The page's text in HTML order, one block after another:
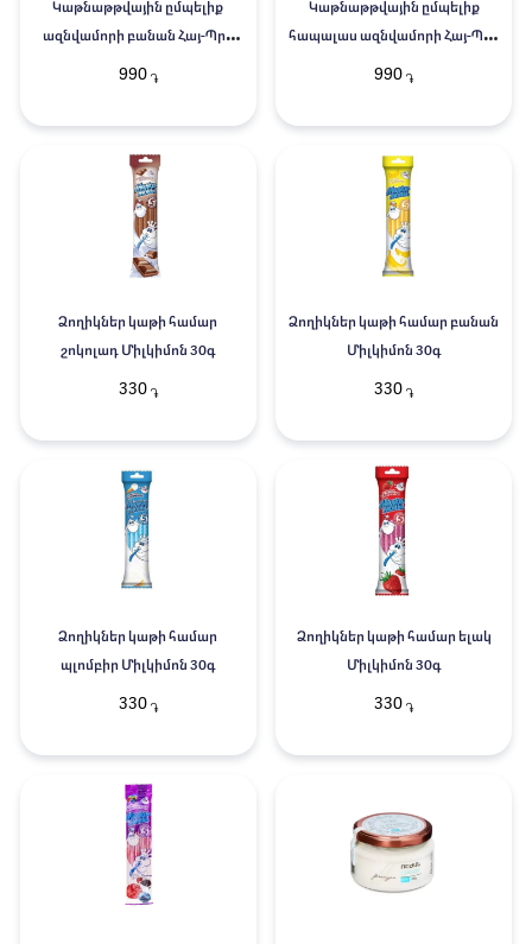
Կաթնաթթվային ըմպելիք
ազնվամորի բանան Հայ-Պրո
250գ
990֏
Կաթնաթթվային ըմպելիք
հապալաս ազնվամորի Հայ-Պրո
250գ
990 ֏
Ձողիկներ կաթի համար
շոկոլադ Միլկիմոն 30գ
330֏
Ձողիկներ կաթի համար բանան
Միլկիմոն 30գ
330 ֏
Ձողիկներ կաթի համար
պլոմբիր Միլկիմոն 30գ
330֏
Ձողիկներ կաթի համար ելակ
Միլկիմոն 30գ
330 ֏